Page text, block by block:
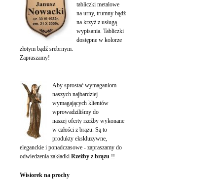
tabliczki metalowe
na urny, trumny bądź
na krzyż z usługą
wypisania. Tabliczki
dostępne w kolorze
złotym bądź srebrnym.
Zapraszamy!
Aby sprostać wymaganiom
naszych najbardziej
wymagających klientów
wprowadziliśmy do
naszej oferty rzeźby wykonane
w całości z brązu. Są to
produkty ekskluzywne,
eleganckie i ponadczasowe - zapraszamy do
odwiedzenia zakładki Rzeźby z brązu !!
Wisiorek na prochy